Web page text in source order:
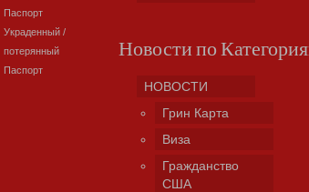
Паспорт
Украденный /
потерянный
Паспорт
Новости по
НОВОСТИ
Грин Карта
Виза
Гражданство
США